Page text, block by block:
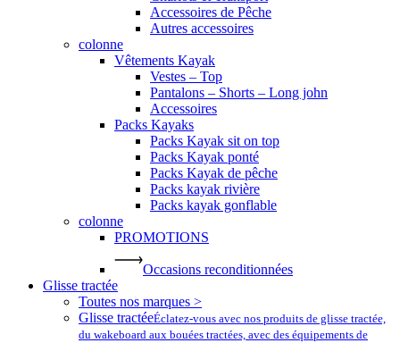
Accessoires de Pêche
Autres accessoires
colonne
Vêtements Kayak
Vestes – Top
Pantalons – Shorts – Long john
Accessoires
Packs Kayaks
Packs Kayak sit on top
Packs Kayak ponté
Packs Kayak de pêche
Packs kayak rivière
Packs kayak gonflable
colonne
PROMOTIONS
Occasions reconditionnées
Glisse tractée
Toutes nos marques >
Glisse tractéeÉclatez-vous avec nos produits de glisse tractée,
du wakeboard aux bouées tractées, avec des équipements de